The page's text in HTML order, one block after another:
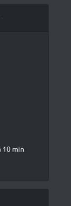
10 min